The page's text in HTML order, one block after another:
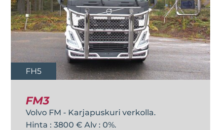
FH5
FM3
Volvo FM - Karjapuskuri verkolla.
Hinta : 3800 € Alv : 0%.